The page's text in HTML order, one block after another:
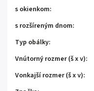
s okienkom:
s rozšíreným dnom:
Typ obálky:
Vnútorný rozmer (š x v):
Vonkajší rozmer (š x v):